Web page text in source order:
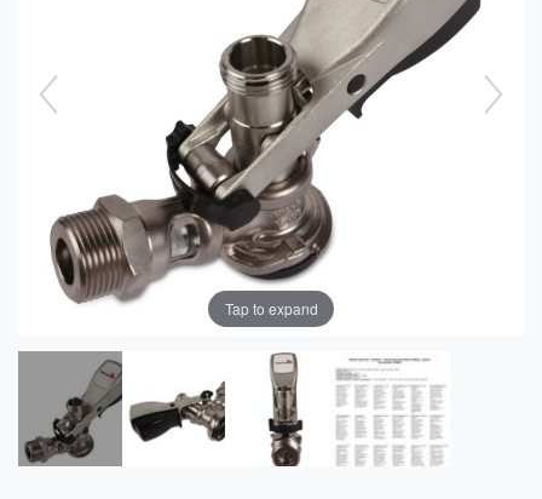
Tap to expand